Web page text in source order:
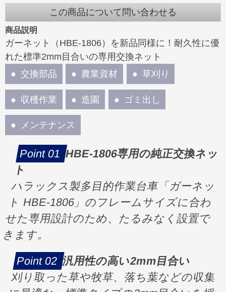
この商品について問い合わせる
商品説明
ガーネット（HBE-1806）を新品同様に！耐久性に優
れた標準2mm目合いの専用交換ネット
交換部品
農業資材 草刈り
収穫作業 造園 ゴミ出し
メンテナンス
HBE-1806専用の純正交換ネッ
ト
ハラックス製多目的作業台車「ガーネッ
ト HBE-1806」のフレームサイズに合わ
せた専用設計のため、たるみなく設置で
きます。
汎用性の高い2mm目合い
刈り取った草や牧草、落ち葉などの収集